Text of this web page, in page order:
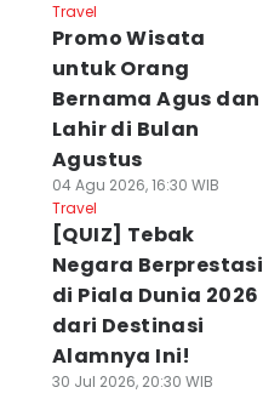
Travel
Promo Wisata
untuk Orang
Bernama Agus dan
Lahir di Bulan
Agustus
04 Agu 2026, 16:30 WIB
Travel
[QUIZ] Tebak
Negara Berprestasi
di Piala Dunia 2026
dari Destinasi
Alamnya Ini!
30 Jul 2026, 20:30 WIB